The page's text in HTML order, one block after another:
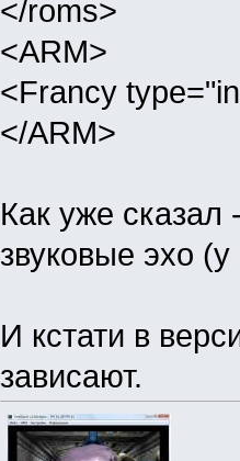
</roms>
<ARM>
<Francy
</ARM>
Как уже сказал
звуковые эхо
И кстати в
зависают.